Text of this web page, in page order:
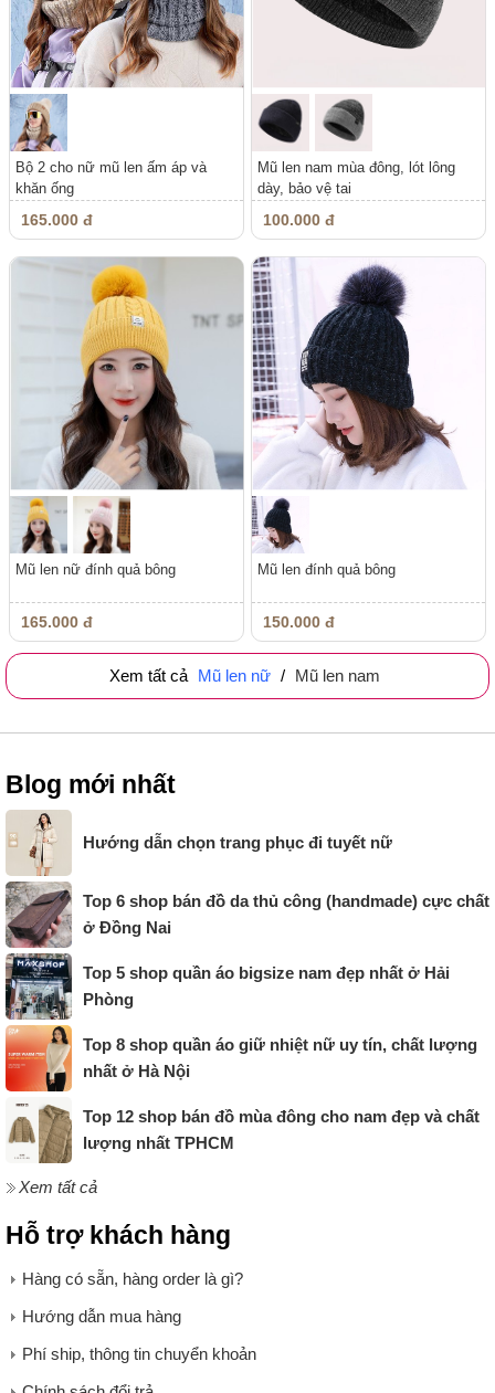
Bộ 2 cho nữ mũ len ấm áp và
khăn ống
165.000 đ
Mũ len nam mùa đông, lót lông
dày, bảo vệ tai
100.000 đ
Mũ len nữ đính quả bông
165.000 đ
Mũ len đính quả bông
150.000 đ
Xem tất cả Mũ len nữ / Mũ len nam
Blog mới nhất
Hướng dẫn chọn trang phục đi tuyết nữ
Top 6 shop bán đồ da thủ công (handmade) cực chất
ở Đồng Nai
Top 5 shop quần áo bigsize nam đẹp nhất ở Hải
Phòng
Top 8 shop quần áo giữ nhiệt nữ uy tín, chất lượng
nhất ở Hà Nội
Top 12 shop bán đồ mùa đông cho nam đẹp và chất
lượng nhất TPHCM
Xem tất cả
Hỗ trợ khách hàng
Hàng có sẵn, hàng order là gì?
Hướng dẫn mua hàng
Phí ship, thông tin chuyển khoản